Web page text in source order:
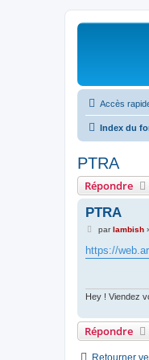
Accès
Index du
PTRA
Répondre
PTRA
M
s
s
parlambish
https://
Hey ! Viendez
Répondre